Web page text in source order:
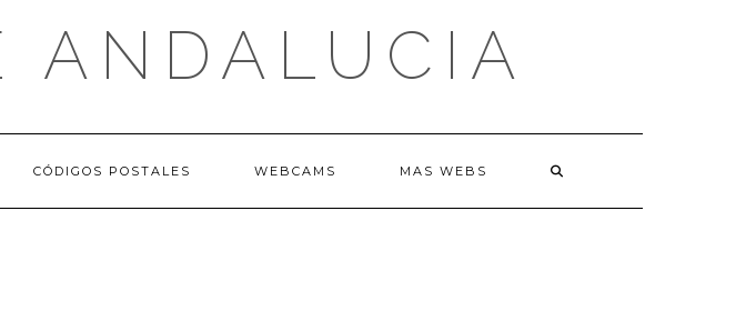
ANDALUCIA
CÓDIGOS POSTALES WEBCAMS MAS WEBS